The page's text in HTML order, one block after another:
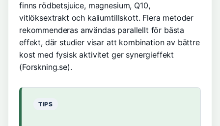
finns rödbetsjuice, magnesium, Q10,
vitlöksextrakt och kaliumtillskott. Flera metoder
rekommenderas användas parallellt för bästa
effekt, där studier visar att kombination av bättre
kost med fysisk aktivitet ger synergieffekt
(Forskning.se).
TIPS